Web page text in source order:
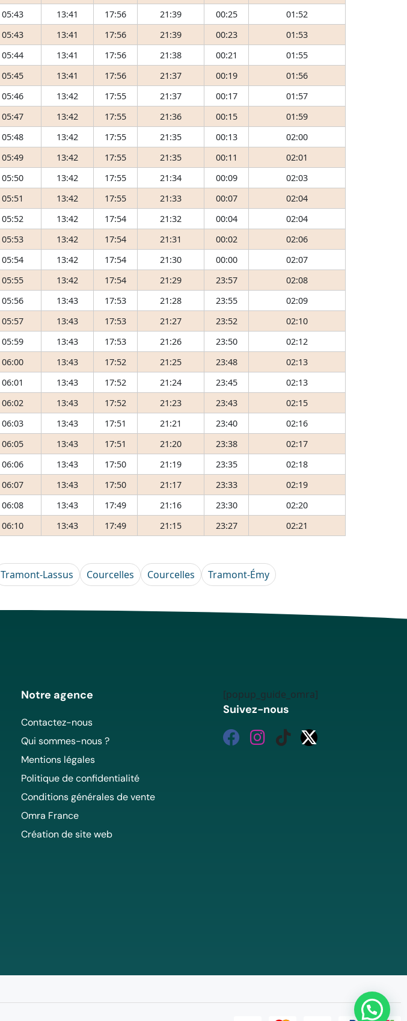
05:43 13:41 17:56 21:39 00:25
01:52
05:43 13:41 17:56 21:39 00:23
01:53
05:44 13:41 17:56 21:38 00:21
01:55
05:45 13:41 17:56 21:37 00:19
01:56
05:46 13:42 17:55 21:37 00:17
01:57
05:47 13:42 17:55 21:36 00:15
01:59
05:48 13:42 17:55 21:35 00:13
02:00
05:49 13:42 17:55 21:35 00:11
02:01
05:50 13:42 17:55 21:34 00:09
02:03
05:51 13:42 17:55 21:33 00:07
02:04
05:52 13:42 17:54 21:32 00:04
02:04
05:53 13:42 17:54 21:31 00:02
02:06
05:54 13:42 17:54 21:30 00:00
02:07
05:55 13:42 17:54 21:29 23:57
02:08
05:56 13:43 17:53 21:28 23:55
02:09
05:57 13:43 17:53 21:27 23:52
02:10
05:59 13:43 17:53 21:26 23:50
02:12
06:00 13:43 17:52 21:25 23:48
02:13
06:01 13:43 17:52 21:24 23:45
02:13
06:02 13:43 17:52 21:23 23:43
02:15
06:03 13:43 17:51 21:21 23:40
02:16
06:05 13:43 17:51 21:20 23:38
02:17
06:06 13:43 17:50 21:19 23:35
02:18
06:07 13:43 17:50 21:17 23:33
02:19
06:08 13:43 17:49 21:16 23:30
02:20
06:10 13:43 17:49 21:15 23:27 02:21
Tramont-Lassus Courcelles Courcelles
Tramont-Émy
Notre agence
Contactez-nous
Qui sommes-nous ?
Mentions légales
Politique de confidentialité
Conditions générales de vente
Omra France
Création de site web
[popup_guide_omra]
Suivez-nous